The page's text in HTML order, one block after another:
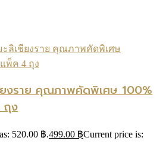
ยงราย คุณภาพคัดพิเศษ 100%
ถุง
520.00 ฿.499.00 ฿Current price is: